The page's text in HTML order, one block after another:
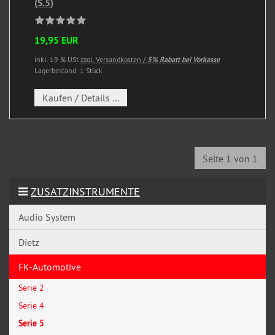
19,95 EUR
inkl. 19 % USt zzgl. Versandkosten / 5% Rabatt bei Vorkasse
Lagerbestand: 1 Stück
Kaufen / Details ...
Seite 1 von 1
ZUSATZINSTRUMENTE
Audio System
Dietz
FK-Automotive
Serie 2
Serie 4
Serie 5